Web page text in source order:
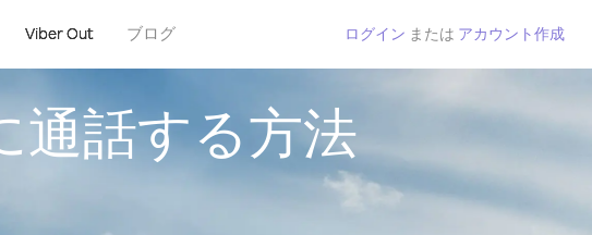
Viber Out ブログ ログイン または アカウント作成
通話する方法